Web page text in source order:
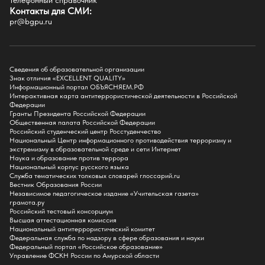
Факультет иностранных языков
Факультет педагогики и психологии
Факультет физической культуры и спорта
Подготовительное отделение для иностранных граждан
Поступление
Приемная комиссия
Поступай в БГПУ
Специальности и направления
Списки поступающих
Приказы о зачислении
Полезные материалы
Общежитие
Информация о целевом обучении
Обркредит в СПО
Бакалавриат
Магистратура
Аспирантура
СПО
Правила приема на Бакалавриат
Правила приема на Магистратуру
Правила приема на СПО
Контакты для СМИ:
pr@bgpu.ru
Сведения об образовательной организации
Знак отличия «EXCELLENT QUALITY»
Информационный портал ОБЪЯСНЯЕМ.РФ
Интерактивная карта антитеррористической деятельности в Российской
Федерации
Гранты Президента Российской Федерации
Общественная палата Российской Федерации
Российский студенческий центр Росстуденчество
Национальный Центр информационного противодействия терроризму и
экстремизму в образовательной среде и сети Интернет
Наука и образование против террора
Национальный корпус русского языка
Служба тематических толковых словарей глоссарий.ru
Вестник Образования России
Независимое педагогическое издание «Учительская газета»
грамота.ру
Российский тестовый консорциум
Высшая аттестационная комиссия
Национальный антитеррористический комитет
Федеральная служба по надзору в сфере образования и науки
Федеральный портал «Российское образование»
Управление ФСКН России по Амурской области